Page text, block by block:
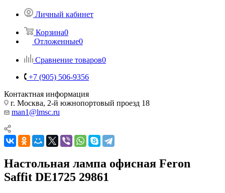
Личный кабинет
Корзина0
Отложенные0
Сравнение товаров0
+7 (905) 506-9356
Контактная информация
г. Москва, 2-й южнопортовый проезд 18
man1@lmsc.ru
Настольная лампа офисная Feron
Saffit DE1725 29861